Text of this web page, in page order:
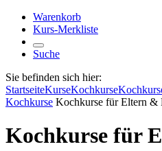
Warenkorb
Kurs-Merkliste
Suche
Sie befinden sich hier:
StartseiteKurseKochkurse
Kochkurse Kochkurse für Eltern &
Kochkurse für